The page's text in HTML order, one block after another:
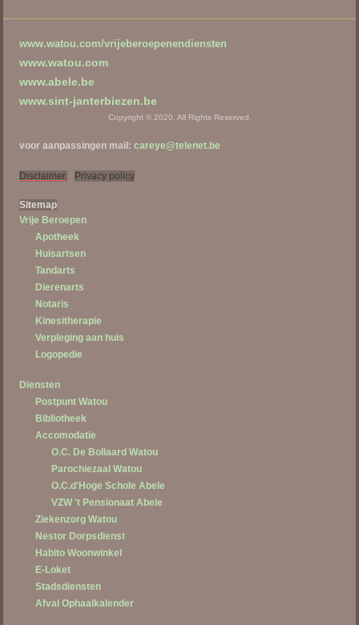
www.watou.com/vrijeberoepenendiensten
www.watou.com
www.abele.be
www.sint-janterbiezen.be
Copyright © 2020. All Rights Reserved.
voor aanpassingen mail:careye@telenet.be
Disclaimer. Privacy policy
Sitemap
Vrije Beroepen
Apotheek
Huisartsen
Tandarts
Dierenarts
Notaris
Kinesitherapie
Verpleging aan huis
Logopedie
Diensten
Postpunt Watou
Bibliotheek
Accomodatie
O.C. De Bollaard Watou
Parochiezaal Watou
O.C.d'Hoge Schole Abele
VZW 't Pensionaat Abele
Ziekenzorg Watou
Nestor Dorpsdienst
Habito Woonwinkel
E-Loket
Stadsdiensten
Afval Ophaalkalender